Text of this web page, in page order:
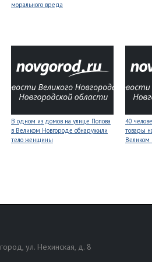
морального вреда
В одном из домов на улице Попова
в Великом Новгороде обнаружили
тело женщины
40
товары
Великом
ул. Нехинская, д. 8